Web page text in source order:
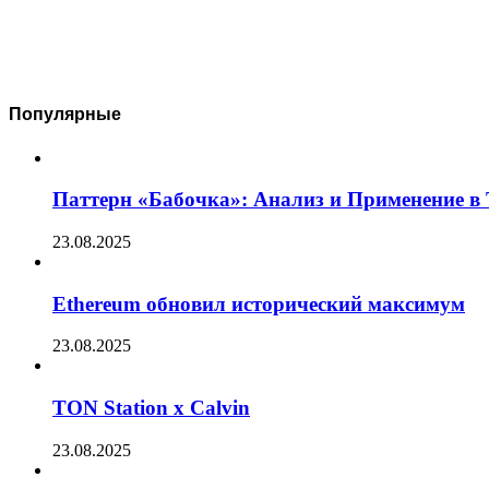
Популярные
Паттерн «Бабочка»: Анализ и Применение в
23.08.2025
Ethereum обновил исторический максимум
23.08.2025
TON Station x Calvin
23.08.2025